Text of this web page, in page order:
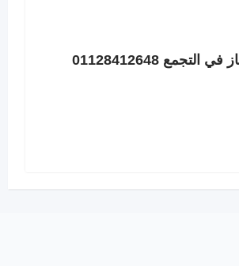
صيانة جليم جاز في التجمع 01128412648